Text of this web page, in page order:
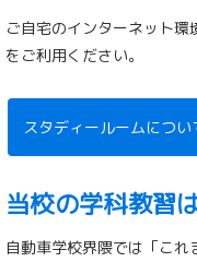
ご自宅のインターネット
をご利用ください。
スタディールームについ
当校の学科教習
自動車学校界隈では「こ